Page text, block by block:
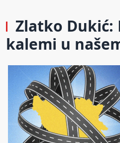
Zlatko Dukić:
kalemi u